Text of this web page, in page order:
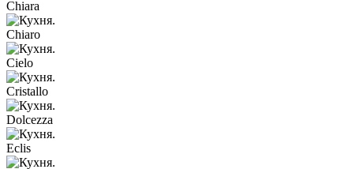
Chiara
Chiaro
Cielo
Cristallo
Dolcezza
Eclis